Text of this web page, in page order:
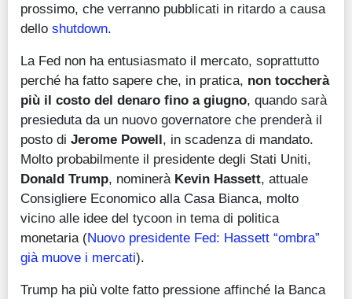
prossimo, che verranno pubblicati in ritardo a causa
dello shutdown.
La Fed non ha entusiasmato il mercato, soprattutto
perché ha fatto sapere che, in pratica, non toccherà
più il costo del denaro fino a giugno, quando sarà
presieduta da un nuovo governatore che prenderà il
posto di Jerome Powell, in scadenza di mandato.
Molto probabilmente il presidente degli Stati Uniti,
Donald Trump, nominerà Kevin Hassett, attuale
Consigliere Economico alla Casa Bianca, molto
vicino alle idee del tycoon in tema di politica
monetaria (Nuovo presidente Fed: Hassett “ombra”
già muove i mercati).
Trump ha più volte fatto pressione affinché la Banca